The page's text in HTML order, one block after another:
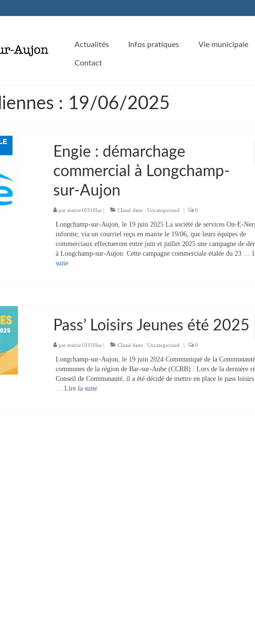
Actualités Infos pratiques Vie municipale
Contact
: 19/06/2025
Engie : démarchage
commercial à Longchamp-
sur-Aujon
par mairie10310lsa | Classé dans : Uncategorized | 0
Longchamp-sur-Aujon, le 19 juin 2025 La société de services On-E-
informe, via un courriel reçu en mairie le 19/06, que leurs équipes de
commerciaux effectueront entre juin et juillet 2025 une campagne de
à Longchamp-sur-Aujon. Cette campagne commerciale étalée du 23 …
suite­­
Pass’ Loisirs Jeunes été 2025
par mairie10310lsa | Classé dans : Uncategorized | 0
Longchamp-sur-Aujon, le 19 juin 2024 Communiqué de la
communes de la région de Bar-sur-Aube (CCRB) : Lors de la dernière
Conseil de Communauté, il a été décidé de mettre en place le pass loisirs
… Lire la suite­­